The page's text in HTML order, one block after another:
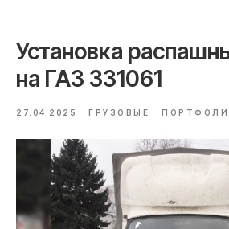
Установка
на ГАЗ 331061
27.04.2025 ГРУЗОВЫЕ